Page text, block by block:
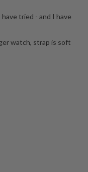
tried - and I have
watch, strap is soft